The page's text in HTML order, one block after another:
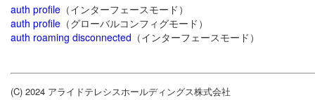
auth profile （インターフェースモード）
auth profile （グローバルコンフィグモード）
auth roaming disconnected （インターフェースモード）
(C) 2024 アライドテレシスホールディングス株式会社